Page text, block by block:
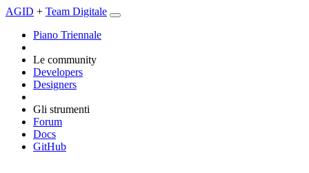
AGID + Team Digitale
Piano Triennale
Le community
Developers
Designers
Gli strumenti
Forum
Docs
GitHub